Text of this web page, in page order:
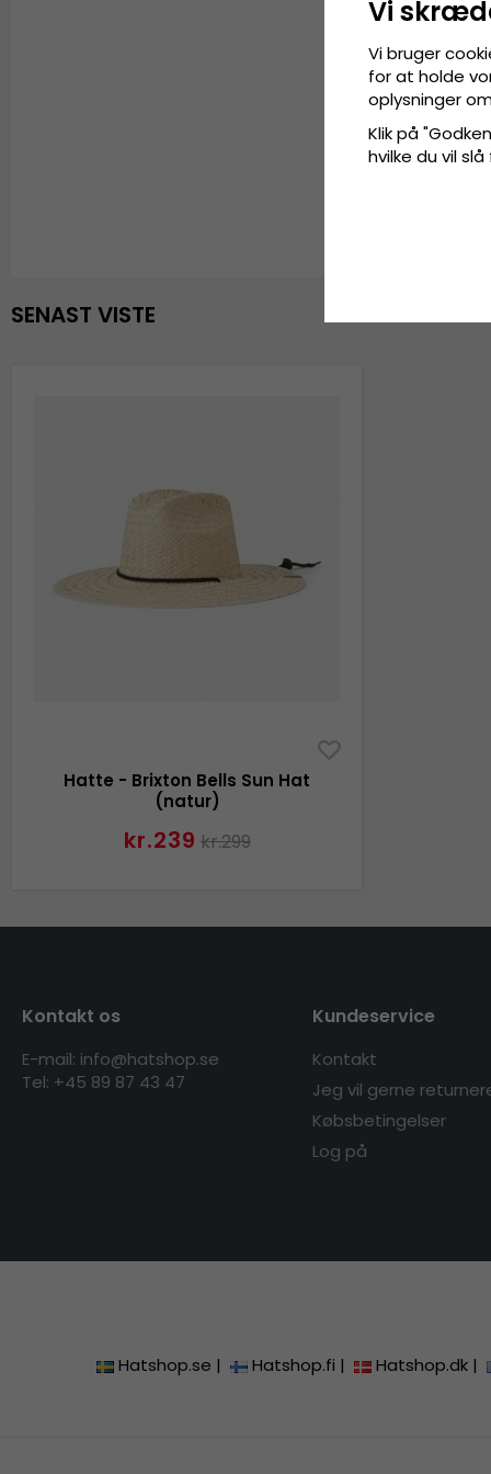
SENAST VISTE
Hatte - Brixton Bells Sun Hat
(natur)
kr.239 kr.299
Kontakt os
E-mail: info@hatshop.se
Tel: +45 89 87 43 47
Kundeservice
Kontakt
Jeg vil gerne
Købsbetingelser
Log på
Hatshop.se | Hatshop.fi | Hatshop.dk |
Vi
Vi bruger
for at holde
oplysninger
Klik på
hvilke du vil